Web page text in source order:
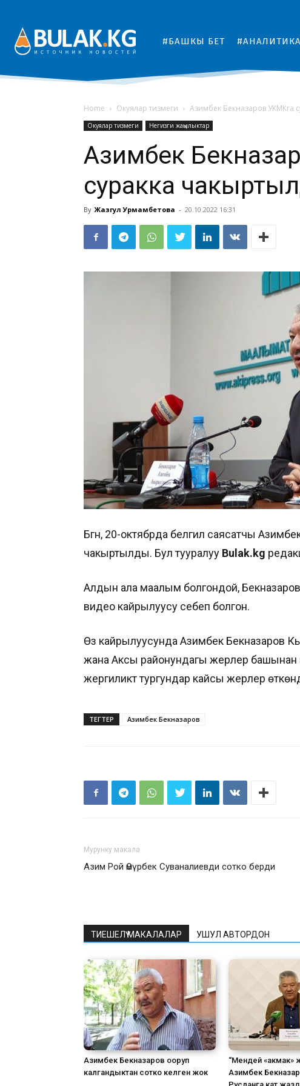
#БАШКЫ БЕТ #АНАЛИТИКА
Home Окуялар тизмеги Азимбек Бекназаров УКМКга
Окуялар тизмеги Негизги жаңылыктар
Азимбек
суракка
By Жазгул Урмамбетова - 20.10.2022 16:31
Бүгүн, 20-октябрда белгилүү саясатчы
чакыртылды. Бул тууралуу Вulak.kg
Алдын ала маалым болгондой,
видео кайрылуусу себеп болгон.
Өз кайрылуусунда Азимбек Бекназаров
жана Аксы районундагы жерлер башынан
жергиликтүү тургундар кайсы жерлер
ТЕГТЕР Азимбек Бекназаров
Мурунку макала
Азим Рой Өмүрбек Суваналиевди сотко берди
ТИЕШЕЛҮҮ МАКАЛАЛАР УШУЛ АВТОРДОН
Азимбек Бекназаров ооруп
калгандыктан сотко келген жок
“Мендей «акмак»
Азимбек